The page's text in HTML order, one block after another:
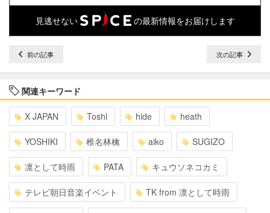
見逃せない の最新情報をお届けします
前の記事 次の記事
関連キーワード
X JAPAN Toshl hide heath
YOSHIKI 椎名林檎 aiko SUGIZO
凛として時雨 PATA キュウソネコカミ
テレビ朝日音楽イベント TK from 凛として時雨